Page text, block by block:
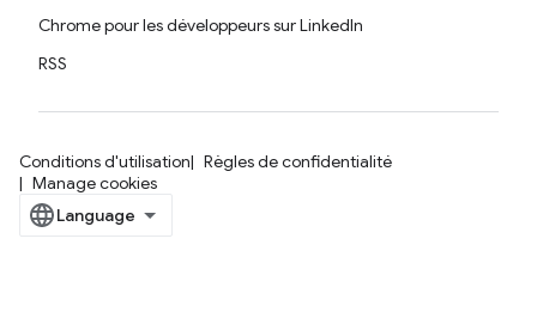
Chrome pour les développeurs sur LinkedIn
RSS
Conditions d'utilisation
Règles de confidentialité
Manage cookies